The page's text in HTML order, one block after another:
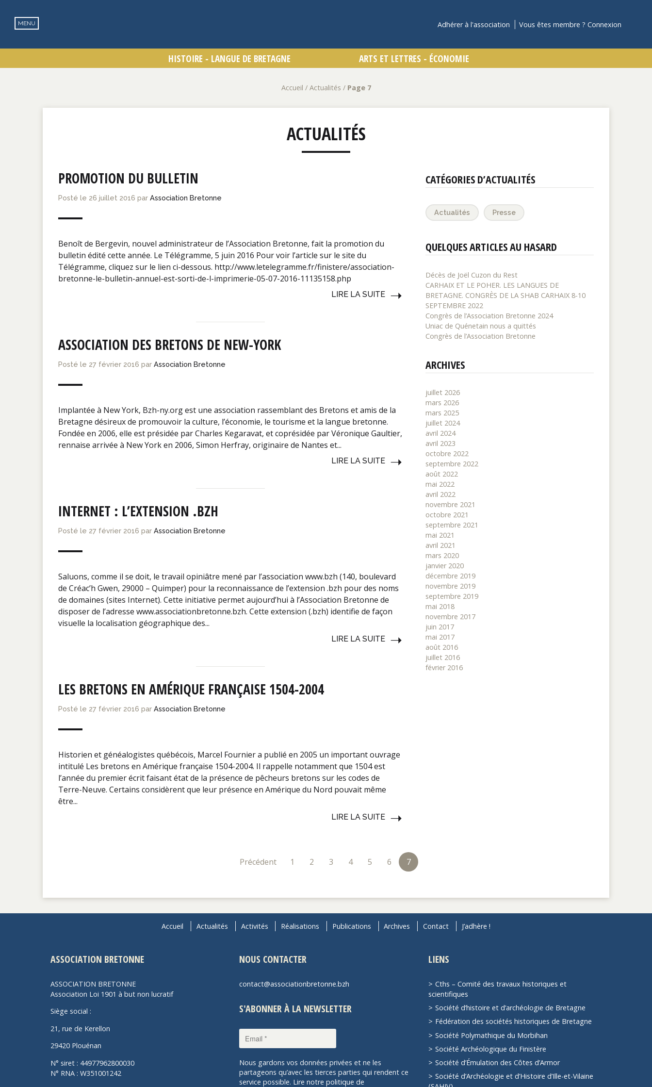
Adhérer à l'association Vous êtes membre ? Connexion
Accueil / Actualités / Page 7
ACTUALITÉS
PROMOTION DU BULLETIN
Posté le 26 juillet 2016 par Association Bretonne
Benoît de Bergevin, nouvel administrateur de l’Association Bretonne, fait la promotion du
bulletin édité cette année. Le Télégramme, 5 juin 2016 Pour voir l’article sur le site du
Télégramme, cliquez sur le lien ci-dessous. http://www.letelegramme.fr/finistere/association-
bretonne-le-bulletin-annuel-est-sorti-de-l-imprimerie-05-07-2016-11135158.php
LIRE LA SUITE
ASSOCIATION DES BRETONS DE NEW-YORK
Posté le 27 février 2016 par Association Bretonne
Implantée à New York, Bzh-ny.org est une association rassemblant des Bretons et amis de la
Bretagne désireux de promouvoir la culture, l’économie, le tourisme et la langue bretonne.
Fondée en 2006, elle est présidée par Charles Kegaravat, et coprésidée par Véronique Gaultier,
rennaise arrivée à New York en 2006, Simon Herfray, originaire de Nantes et...
LIRE LA SUITE
INTERNET : L’EXTENSION .BZH
Posté le 27 février 2016 par Association Bretonne
Saluons, comme il se doit, le travail opiniâtre mené par l’association www.bzh (140, boulevard
de Créac’h Gwen, 29000 – Quimper) pour la reconnaissance de l’extension .bzh pour des noms
de domaines (sites Internet). Cette initiative permet aujourd’hui à l’Association Bretonne de
disposer de l’adresse www.associationbretonne.bzh. Cette extension (.bzh) identifie de façon
visuelle la localisation géographique des...
LIRE LA SUITE
LES BRETONS EN AMÉRIQUE FRANÇAISE 1504-2004
Posté le 27 février 2016 par Association Bretonne
Historien et généalogistes québécois, Marcel Fournier a publié en 2005 un important ouvrage
intitulé Les bretons en Amérique française 1504-2004. Il rappelle notamment que 1504 est
l’année du premier écrit faisant état de la présence de pêcheurs bretons sur les codes de
Terre-Neuve. Certains considèrent que leur présence en Amérique du Nord pouvait même
être...
LIRE LA SUITE
CATÉGORIES D’ACTUALITÉS
Actualités Presse
QUELQUES ARTICLES AU HASARD
Décès de Joël Cuzon du Rest
CARHAIX ET LE POHER. LES LANGUES DE
BRETAGNE. CONGRÈS DE LA SHAB CARHAIX 8-10
SEPTEMBRE 2022
Congrès de l’Association Bretonne 2024
Uniac de Quénetain nous a quittés
Congrès de l’Association Bretonne
ARCHIVES
juillet 2026
mars 2026
mars 2025
juillet 2024
avril 2024
avril 2023
octobre 2022
septembre 2022
août 2022
mai 2022
avril 2022
novembre 2021
octobre 2021
septembre 2021
mai 2021
avril 2021
mars 2020
janvier 2020
décembre 2019
novembre 2019
septembre 2019
mai 2018
novembre 2017
juin 2017
mai 2017
août 2016
juillet 2016
février 2016
Précédent 1 2 3 4 5 6 7
Accueil Actualités Activités Réalisations Publications Archives Contact J’adhère !
ASSOCIATION BRETONNE
ASSOCIATION BRETONNE
Association Loi 1901 à but non lucratif
Siège social :
21, rue de Kerellon
29420 Plouénan
N° siret : 44977962800030
N° RNA : W351001242
NOUS CONTACTER
contact@associationbretonne.bzh
S'ABONNER À LA NEWSLETTER
Nous gardons vos données privées et ne les
partageons qu’avec les tierces parties qui rendent ce
service possible. Lire notre politique de
LIENS
Cths – Comité des travaux historiques et
scientifiques
Société d’histoire et d’archéologie de Bretagne
Fédération des sociétés historiques de Bretagne
Société Polymathique du Morbihan
Société Archéologique du Finistère
Société d’Émulation des Côtes d’Armor
Société d’Archéologie et d’Histoire d’Ille-et-Vilaine